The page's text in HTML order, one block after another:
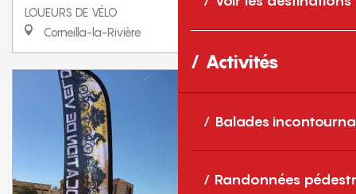
Activités
Balades
Randonnées
LOUEURS DE VÉLO
Corneilla-la-Rivière